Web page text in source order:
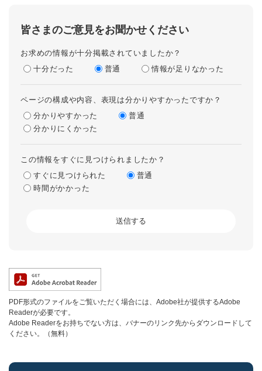
皆さまのご意見をお聞かせください
お求めの情報が十分掲載されていましたか？
十分だった
普通 情報が足りなかった
ページの構成や内容、表現は分かりやすかったですか？
分かりやすかった
普通
分かりにくかった
この情報をすぐに見つけられましたか？
すぐに見つけられた
普通
時間がかかった
PDF形式のファイルをご覧いただく場合には、Adobe社が提供するAdobe
Readerが必要です。
Adobe Readerをお持ちでない方は、バナーのリンク先からダウンロードして
ください。（無料）